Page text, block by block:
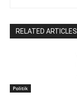
RELATED ARTICLES
Politik